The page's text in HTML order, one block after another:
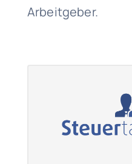
Arbeitgeber.